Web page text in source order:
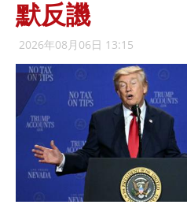
默反譏
2026年08月06日 13:15